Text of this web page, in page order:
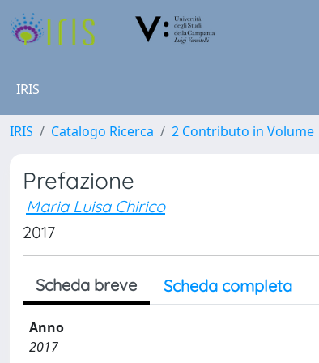
IRIS
IRIS Catalogo Ricerca 2 Contributo in Volume
Prefazione
Maria Luisa Chirico
2017
Scheda breve Scheda completa
Anno
2017